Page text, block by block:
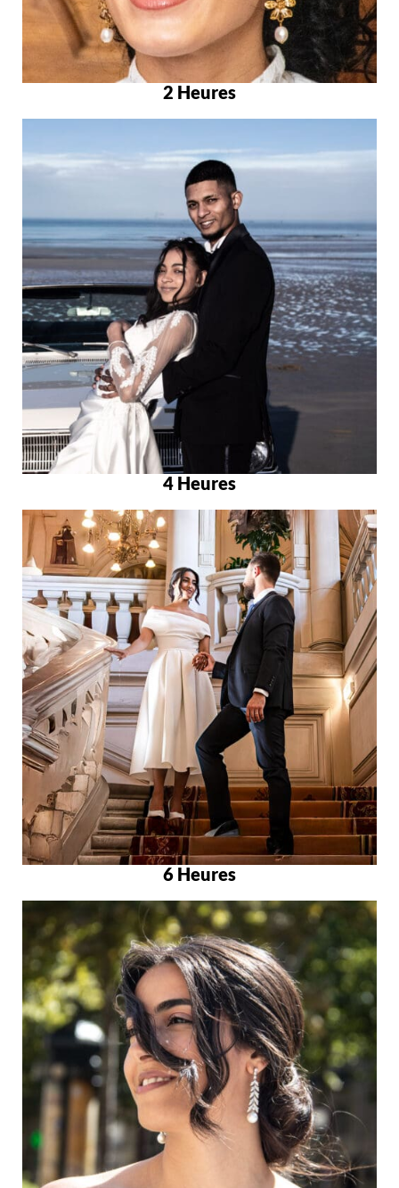
2 Heures
4 Heures
6 Heures